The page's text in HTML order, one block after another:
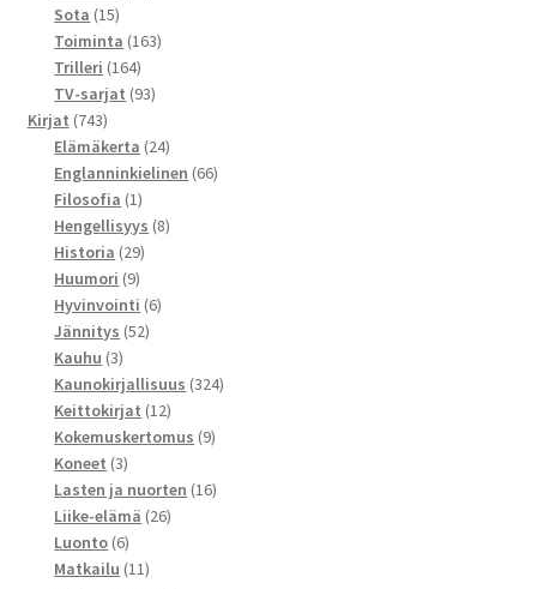
Sota 1515
tuotetta
Toiminta 163163
Trilleri 164164
tuotetta
TV-sarjat 9393
Kirjat 743743
tuotetta
Elämäkerta 2424
tuotetta
Englanninkielinen 6666
Filosofia 11
tuote
Hengellisyys 88
Historia 2929
Huumori 99
tuotetta
Hyvinvointi 66
Jännitys 5252
Kauhu 33
tuotetta
Kaunokirjallisuus 324324
Keittokirjat 1212
tuotetta
Kokemuskertomus 99
Koneet 33
tuotetta
Lasten ja nuorten 1616
Liike-elämä 2626
Luonto 66
tuotetta
Matkailu 1111